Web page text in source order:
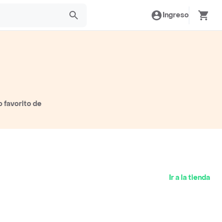
Ingreso
favorito de
Ir a la tienda